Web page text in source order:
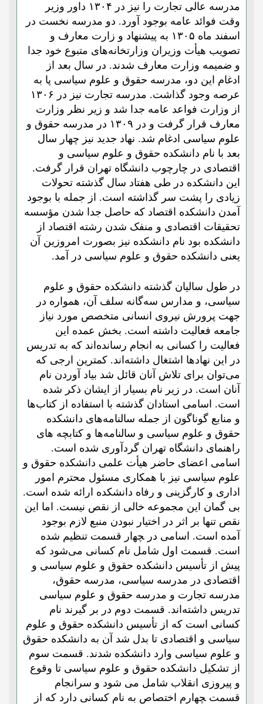
مدرسه عالی تجارت را نیز در ۱۳۰۴ داور وزیر
وقت فوائد عامه بوجود آورد. دو مدرسه نخست در
اسفند ماه ۱۳۰۵ به پیشنهاد و زارت معارف و
تصویب هیأت وزیران وزارتخانه‌های متبوع خود جدا
و ضمیمه وزارت معارف شدند. در سال بعد از
ادغام این دو، مدرسه حقوق و علوم سیاسی پا به
عرصه وجود گذاشت. مدرسه تجارت نیز در ۱۳۰۶
از وزارت فواعد عامه جدا شد و زیر نظر وزارت
معارف قرار گرفت و در ۱۳۰۹ در مدرسه حقوق و
علوم سیاسی ادغام شد. نهاد جدید نیز چهار سال
بعد با نام دانشکده حقوق و علوم سیاسی و
اقتصادی در چارچوب دانشگاه تهران قرار گرفت.
این دانشکده در طی هفتاد سال گذشته تحولات
زیادی را پشت سر گذاشته است. از جمله با بوجود
آمدن دانشکده اقتصاد که حاصل جدا شدن مؤسسه
تحقیقات اقتصادی و منفک شدن رشته اقتصاد از
دانشکده بود نام دانشکده نیز بصورت امروزین آن
یعنی دانشکده حقوق و علوم سیاسی در آمد.
در طول سالیان گذشته دانشکده حقوق و علوم
سیاسی، و مدارس سه‌گانه سلف آن، همواره در
جهت پرورش نیروی انسانی متخصص مورد نیاز
جامعه فعالیت داشته است. بخش عمده این
فعالیت را کسانی به انجام رسانده‌اند که به تدریس
در این نهادها اشتغال داشته‌اند. کمترین ارجی که
می‌توان برای تلاش آنان قائل شد بیاد آوردن نام
آنان است. در زیر نام بسیار از ایشان ذکر شده
است. اسامی استادان گذشته با استفاده از کتاب‌ها
و منابع گوناگون از جمله سالنامه‌های دانشکده
حقوق و علوم سیاسی و سالنامه‌ها و کتابچه های
راهنمای دانشگاه تهران گردآوری شده است.
اسامی اعضای حاضر هیأت علمی دانشکده حقوق و
علوم سیاسی نیز با همکاری مسئول محترم امور
اداری و کارگزینی و رفاه دانشکده ارائه شده است.
بی گمان این مجموعه خالی از نقص نیست. اما این
نقص تنها بر اثر در اختیار نبودن منبع لازم بوجود
آمده است. اسامی در ﭽﻬار قسمت تنظیم شده
است. قسمت اول شامل نام کسانی می‌شود که
پیش از تأسیس دانشکده حقوق و علوم سیاسی و
اقتصادی در مدرسه سیاسی، مدرسه حقوق،
مدرسه تجارت و مدرسه حقوق و علوم سیاسی
تدریس داشته‌اند. قسمت دوم در بر گیرند نام
کسانی است که از تأسیس دانشکده حقوق و علوم
سیاسی و اقتصادی تا بدل شد آن به دانشکده حقوق
و علوم سیاسی وارد دانشکده شدند. قسمت سوم
از تشکیل دانشکده حقوق و علوم سیاسی تا وقوع
و پیروزی انقلاب شامل می شود و سرانجام
قسمت ﭽﻬارم اختصاص به نام کسانی دارد که از